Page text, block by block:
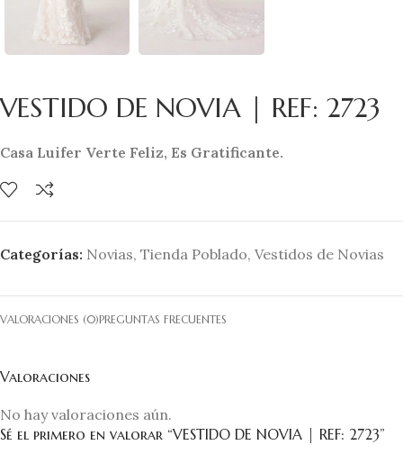
VESTIDO DE NOVIA | REF: 2723
Casa Luifer Verte Feliz, Es Gratificante.
Categorías: Novias, Tienda Poblado, Vestidos de Novias
VALORACIONES (0)PREGUNTAS FRECUENTES
Valoraciones
No hay valoraciones aún.
Sé el primero en valorar “VESTIDO DE NOVIA | REF: 2723”